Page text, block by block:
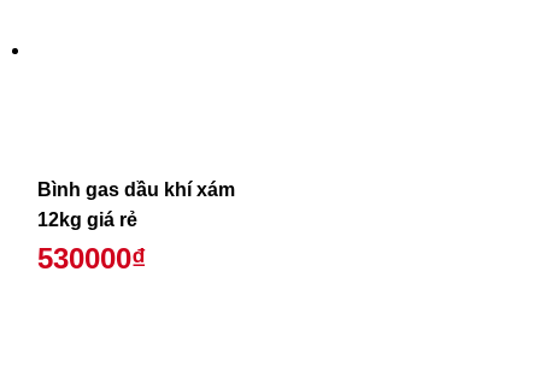
Bình gas dầu khí xám
12kg giá rẻ
530000₫